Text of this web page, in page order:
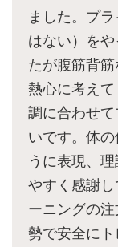
ました。プ
はない）を
たが腹筋背
熱心に考え
調に合わせ
いです。体
うに表現、
やすく感謝
ーニングの
勢で安全に